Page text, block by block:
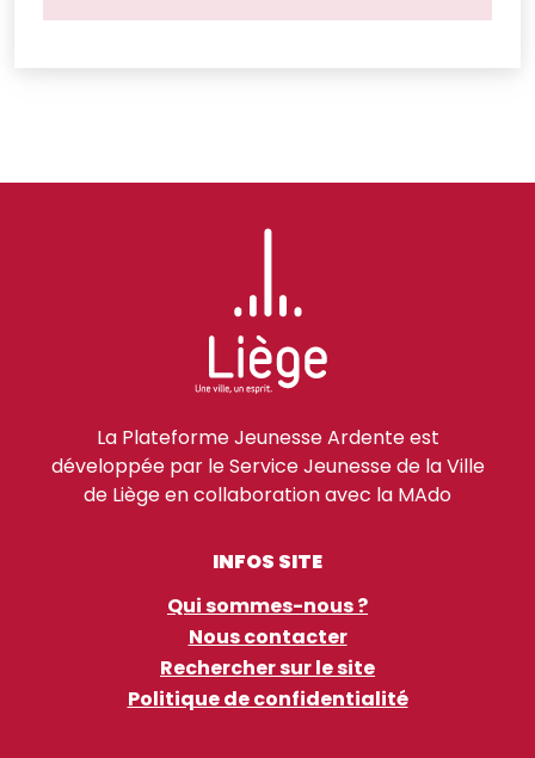
La Plateforme Jeunesse Ardente est
développée par le Service Jeunesse de la Ville
de Liège en collaboration avec la MAdo
INFOS SITE
Qui sommes-nous ?
Nous contacter
Rechercher sur le site
Politique de confidentialité